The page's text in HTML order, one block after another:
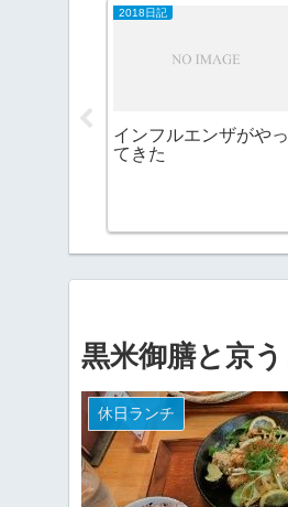
2018日記
インフルエンザがやっ
てきた
黒米御膳と京
休日ランチ